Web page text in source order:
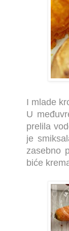
I mlade
U
prelila
je
zasebno
biće